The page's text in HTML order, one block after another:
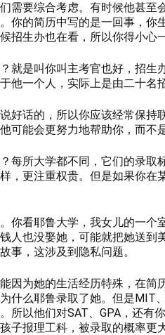
需要综合考虑。有时候他甚
你的简历中写的是一回事，
招生办也在看，所以你得小心一
就是叫你叫主考官也好，招
他一个人，实际上是由二十名
好话的，所以你应该经常保
可能会更努力地帮助你，而不
每所大学都不同，它们的录
，更注重权贵。但是如果你
你看耶鲁大学，我女儿的一
人也没娶她，可能就把她送
事，这涉及到隐私问题。
因为她的生活经历特殊，在
什么耶鲁录取了她。但是
所以他们对SAT、GPA，还
子报理工科，被录取的概率更大